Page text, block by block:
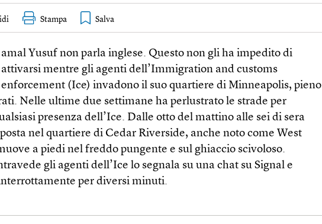
Stampa
amal Yusuf non parla inglese. Questo non gli ha impedito di
attivarsi mentre gli agenti dell’Immigration and customs
enforcement (Ice) invadono il suo quartiere di Minneapolis, pieno
Nelle ultime due settimane ha perlustrato le strade per
presenza dell’Ice. Dalle otto del mattino alle sei di sera
nel quartiere di Cedar Riverside, anche noto come West
a piedi nel freddo pungente e sul ghiaccio scivoloso.
gli agenti dell’Ice lo segnala su una chat su Signal e
per diversi minuti.